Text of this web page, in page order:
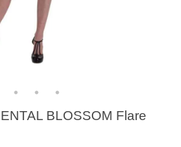
BLOSSOM Flare